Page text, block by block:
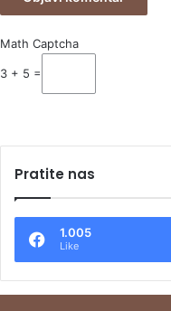
Math Captcha
3 + 5 =
Pratite nas
1.005
Like